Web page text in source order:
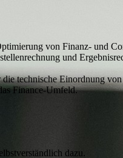
von Finanz- und
und
technische Einordnung
Finance‑Umfeld.
dazu.